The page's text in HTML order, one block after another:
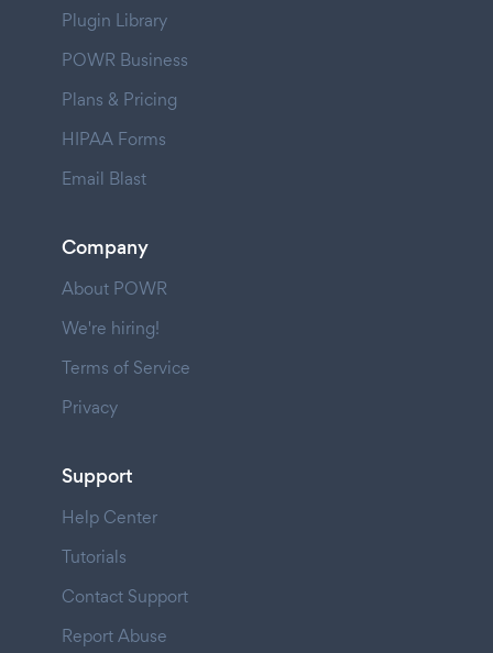
Plugin Library
POWR Business
Plans & Pricing
HIPAA Forms
Email Blast
Company
About POWR
We're hiring!
Terms of Service
Privacy
Support
Help Center
Tutorials
Contact Support
Report Abuse